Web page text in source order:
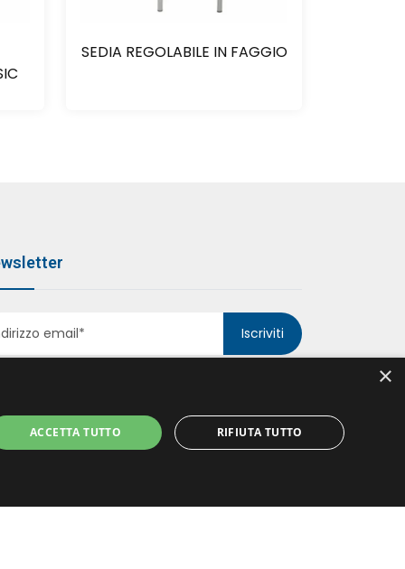
SEDIA REGOLABILE IN FAGGIO
Iscriviti
le politiche dellaPrivacy Policy*
×
ACCETTA TUTTO RIFIUTA TUTTO